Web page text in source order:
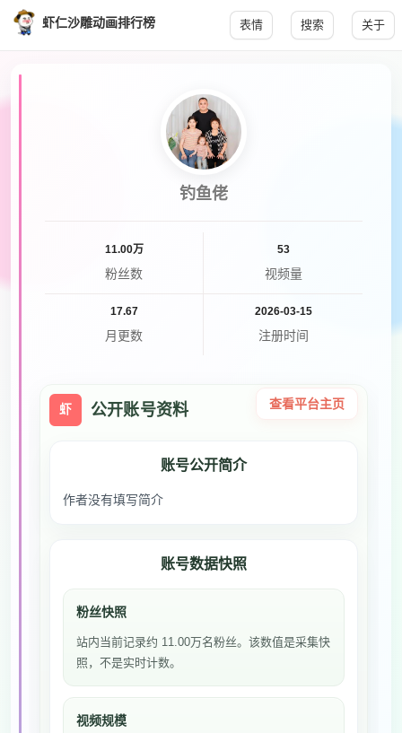
虾仁沙雕动画排行榜 表情 搜索 关于
钓鱼佬
11.00万
粉丝数
53
视频量
17.67
月更数
2026-03-15
注册时间
虾 公开账号资料 查看平台主页
账号公开简介
作者没有填写简介
账号数据快照
粉丝快照
站内当前记录约 11.00万名粉丝。该数值是采集快
照，不是实时计数。
视频规模